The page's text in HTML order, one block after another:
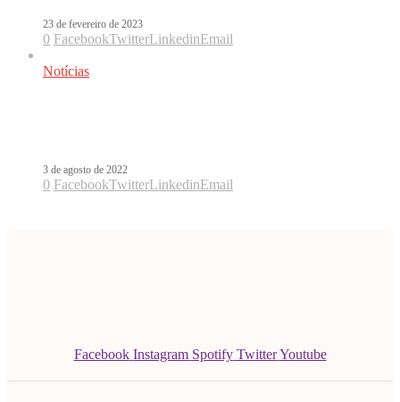
23 de fevereiro de 2023
0 FacebookTwitterLinkedinEmail
Notícias
3 de agosto de 2022
0 FacebookTwitterLinkedinEmail
Facebook Instagram Spotify Twitter Youtube